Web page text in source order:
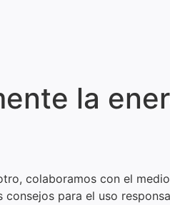
la
colaboramos con el
para el uso